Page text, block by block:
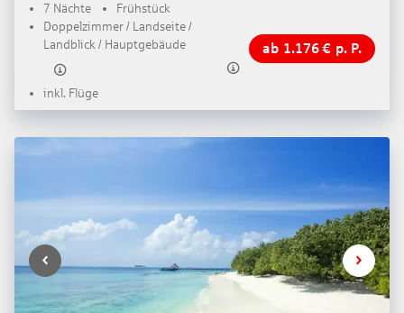
7 Nächte
Frühstück
Doppelzimmer / Landseite /
Landblick / Hauptgebäude
inkl. Flüge
ab 1.176€ p. P.